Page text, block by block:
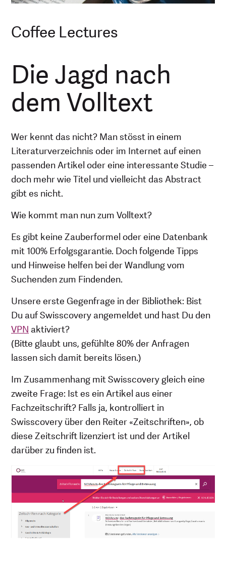
Coffee Lectures
Die Jagd nach
dem Volltext
Wer kennt das nicht? Man stösst in einem
Literaturverzeichnis oder im Internet auf einen
passenden Artikel oder eine interessante Studie –
doch mehr wie Titel und vielleicht das Abstract
gibt es nicht.
Wie kommt man nun zum Volltext?
Es gibt keine Zauberformel oder eine Datenbank
mit 100% Erfolgsgarantie. Doch folgende Tipps
und Hinweise helfen bei der Wandlung vom
Suchenden zum Findenden.
Unsere erste Gegenfrage in der Bibliothek: Bist
Du auf Swisscovery angemeldet und hast Du den
VPN aktiviert?
(Bitte glaubt uns, gefühlte 80% der Anfragen
lassen sich damit bereits lösen.)
Im Zusammenhang mit Swisscovery gleich eine
zweite Frage: Ist es ein Artikel aus einer
Fachzeitschrift? Falls ja, kontrolliert in
Swisscovery über den Reiter «Zeitschriften», ob
diese Zeitschrift lizenziert ist und der Artikel
darüber zu finden ist.